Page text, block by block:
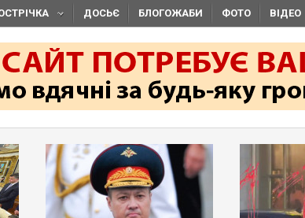
ДОСЬЄ БЛОГОЖАБИ ФОТО ВІДЕО